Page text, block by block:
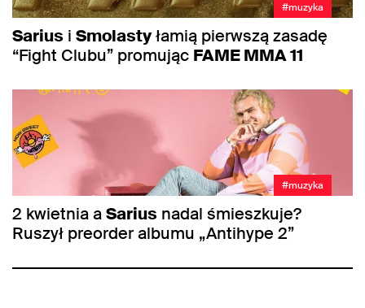
#muzyka
Sarius i Smolastyłamią pierwszą zasadę
“Fight Clubu” promując FAME MMA 11
#muzyka
2 kwietnia aSarius nadal śmieszkuje?
Ruszył preorder albumu „Antihype 2”